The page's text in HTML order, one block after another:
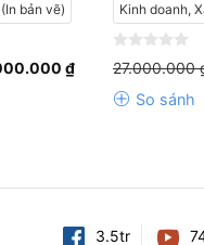
bản vẽ)
₫Giá
Kinh doanh,
0
out
of
5
27.000.000
So sánh
3.5tr